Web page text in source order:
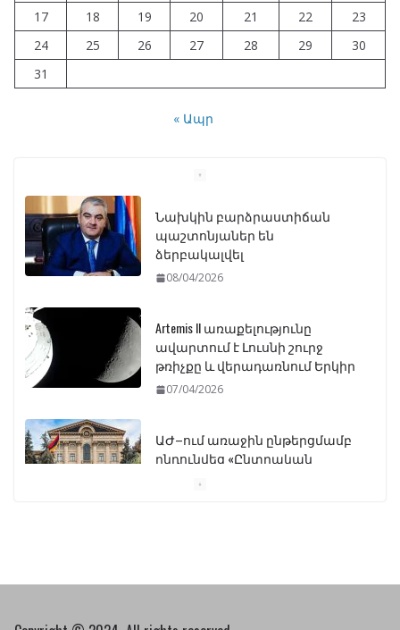
17
18 19 20 21 22
23
24
25 26 27 28 29
30
31
« Ապր
Նախկին բարձրաստիճան
պաշտոնյաներ են
ձերբակալվել
08/04/2026
Artemis II առաքելությունը
ավարտում է Լուսնի շուրջ
թռիչքը և վերադառնում Երկիր
07/04/2026
ԱԺ–ում առաջին ընթերցմամբ
ընդունվեց «Ընտրական
կբողոքարկի Գարեգին
սահմանափակման